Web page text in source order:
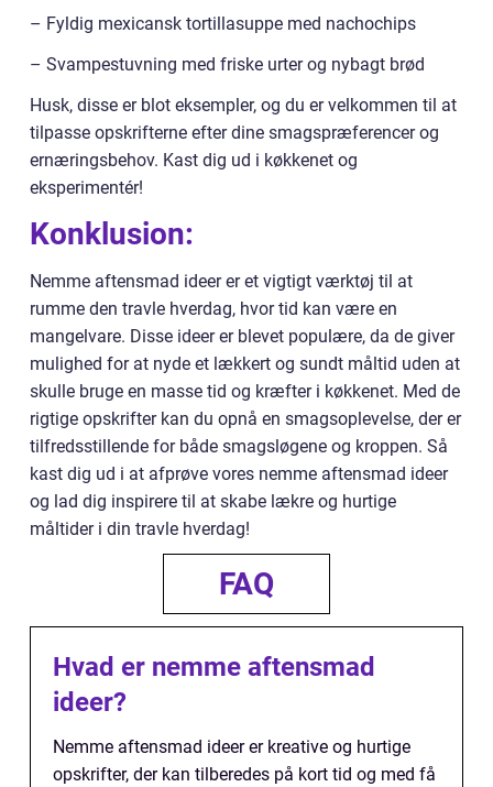
– Fyldig mexicansk tortillasuppe med nachochips
– Svampestuvning med friske urter og nybagt brød
Husk, disse er blot eksempler, og du er velkommen til at
tilpasse opskrifterne efter dine smagspræferencer og
ernæringsbehov. Kast dig ud i køkkenet og
eksperimentér!
Konklusion:
Nemme aftensmad ideer er et vigtigt værktøj til at
rumme den travle hverdag, hvor tid kan være en
mangelvare. Disse ideer er blevet populære, da de giver
mulighed for at nyde et lækkert og sundt måltid uden at
skulle bruge en masse tid og kræfter i køkkenet. Med de
rigtige opskrifter kan du opnå en smagsoplevelse, der er
tilfredsstillende for både smagsløgene og kroppen. Så
kast dig ud i at afprøve vores nemme aftensmad ideer
og lad dig inspirere til at skabe lækre og hurtige
måltider i din travle hverdag!
FAQ
Hvad er nemme aftensmad
ideer?
Nemme aftensmad ideer er kreative og hurtige
opskrifter, der kan tilberedes på kort tid og med få